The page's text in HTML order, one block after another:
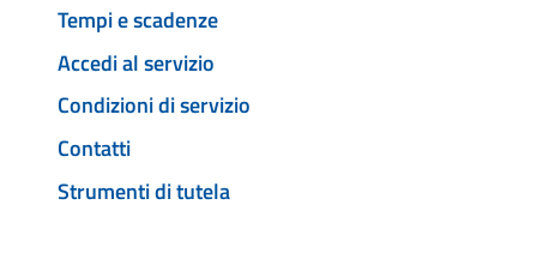
Tempi e scadenze
Accedi al servizio
Condizioni di servizio
Contatti
Strumenti di tutela